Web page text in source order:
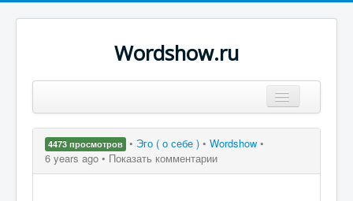
Wordshow.ru
Популярные цитаты
4473 просмотров • Эго ( о себе ) • Wordshow •
6 years ago • Показать комментарии